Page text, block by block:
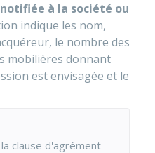
notifiée à la société ou
indique les nom,
le nombre des
mobilières donnant
est envisagée et le
clause d'agrément